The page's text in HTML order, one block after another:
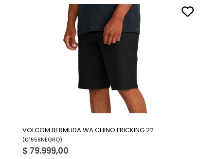
VOLCOM BERMUDA WA CHINO FRICKING 22
(01558NEGRO)
$ 79.999,00